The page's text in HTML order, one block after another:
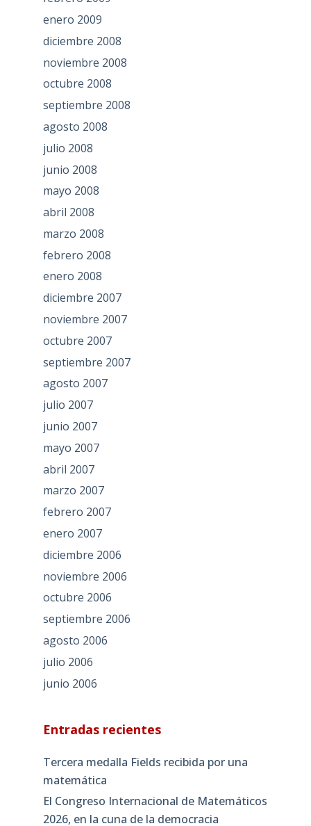
enero 2009
diciembre 2008
noviembre 2008
octubre 2008
septiembre 2008
agosto 2008
julio 2008
junio 2008
mayo 2008
abril 2008
marzo 2008
febrero 2008
enero 2008
diciembre 2007
noviembre 2007
octubre 2007
septiembre 2007
agosto 2007
julio 2007
junio 2007
mayo 2007
abril 2007
marzo 2007
febrero 2007
enero 2007
diciembre 2006
noviembre 2006
octubre 2006
septiembre 2006
agosto 2006
julio 2006
junio 2006
Entradas recientes
Tercera medalla Fields recibida por una
matemática
El Congreso Internacional de Matemáticos
2026, en la cuna de la democracia